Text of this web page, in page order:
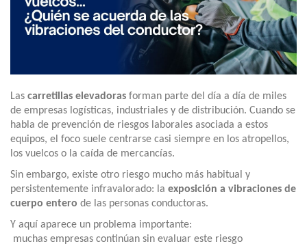
Las carretillas elevadoras forman parte del día a día de miles
de empresas logísticas, industriales y de distribución. Cuando se
habla de prevención de riesgos laborales asociada a estos
equipos, el foco suele centrarse casi siempre en los atropellos,
los vuelcos o la caída de mercancías.
Sin embargo, existe otro riesgo mucho más habitual y
persistentemente infravalorado: la exposición a vibraciones de
cuerpo entero de las personas conductoras.
Y aquí aparece un problema importante:
muchas empresas continúan sin evaluar este riesgo